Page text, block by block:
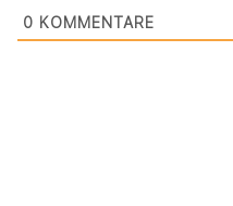
0 KOMMENTARE